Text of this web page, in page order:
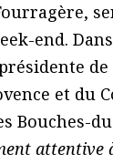
end.
et du
Bouches-
attentive